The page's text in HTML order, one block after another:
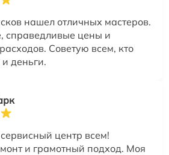
нашел отличных мастеров.
справедливые цены и
Советую всем, кто
деньги.
центр всем!
и грамотный подход. Моя